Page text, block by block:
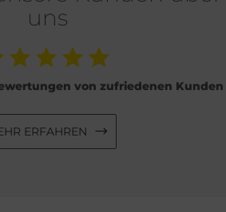
uns
von zufriedenen Kunden
ERFAHREN